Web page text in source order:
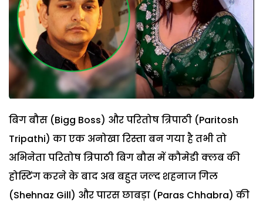
बिग बौस (Bigg Boss) और परितोष त्रिपाठी (Paritosh
Tripathi) का एक अनोखा रिस्ता बन गया है तभी तो
अभिनेता परितोष त्रिपाठी बिग बौस में कौमेडी क्लब की
होस्टिंग करने के बाद अब बहुत जल्द शहनाज गिल
(Shehnaz Gill) और पारस छाबड़ा (Paras Chhabra) की